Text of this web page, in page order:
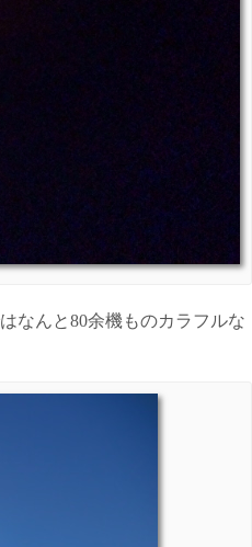
なんと80余機ものカラフルな